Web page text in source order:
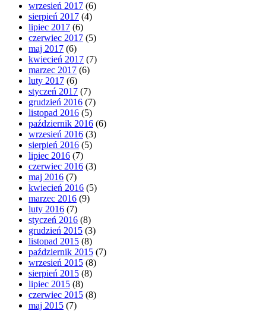
wrzesień 2017 (6)
sierpień 2017 (4)
lipiec 2017 (6)
czerwiec 2017 (5)
maj 2017 (6)
kwiecień 2017 (7)
marzec 2017 (6)
luty 2017 (6)
styczeń 2017 (7)
grudzień 2016 (7)
listopad 2016 (5)
październik 2016 (6)
wrzesień 2016 (3)
sierpień 2016 (5)
lipiec 2016 (7)
czerwiec 2016 (3)
maj 2016 (7)
kwiecień 2016 (5)
marzec 2016 (9)
luty 2016 (7)
styczeń 2016 (8)
grudzień 2015 (3)
listopad 2015 (8)
październik 2015 (7)
wrzesień 2015 (8)
sierpień 2015 (8)
lipiec 2015 (8)
czerwiec 2015 (8)
maj 2015 (7)